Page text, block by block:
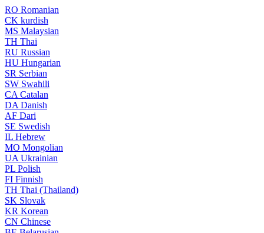
RO Romanian
CK kurdish
MS Malaysian
TH Thai
RU Russian
HU Hungarian
SR Serbian
SW Swahili
CA Catalan
DA Danish
AF Dari
SE Swedish
IL Hebrew
MO Mongolian
UA Ukrainian
PL Polish
FI Finnish
TH Thai (Thailand)
SK Slovak
KR Korean
CN Chinese